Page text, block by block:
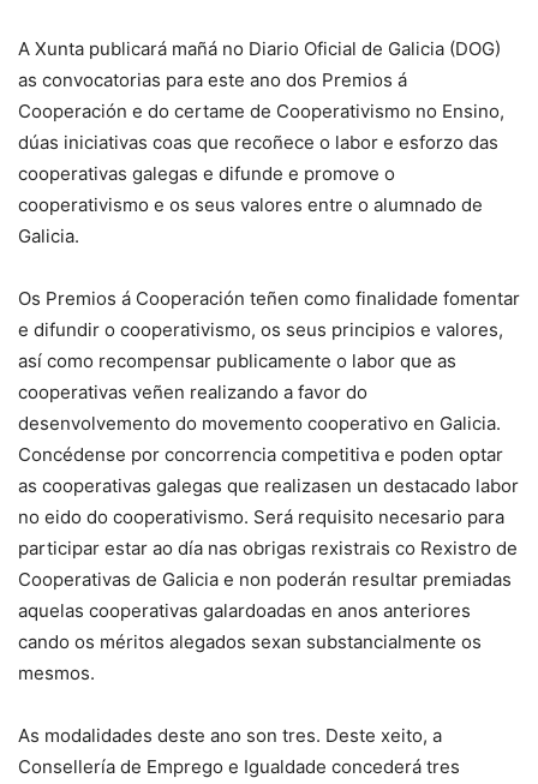
A Xunta publicará mañá no Diario Oficial de Galicia (DOG)
as convocatorias para este ano dos Premios á
Cooperación e do certame de Cooperativismo no Ensino,
dúas iniciativas coas que recoñece o labor e esforzo das
cooperativas galegas e difunde e promove o
cooperativismo e os seus valores entre o alumnado de
Galicia.
Os Premios á Cooperación teñen como finalidade fomentar
e difundir o cooperativismo, os seus principios e valores,
así como recompensar publicamente o labor que as
cooperativas veñen realizando a favor do
desenvolvemento do movemento cooperativo en Galicia.
Concédense por concorrencia competitiva e poden optar
as cooperativas galegas que realizasen un destacado labor
no eido do cooperativismo. Será requisito necesario para
participar estar ao día nas obrigas rexistrais co Rexistro de
Cooperativas de Galicia e non poderán resultar premiadas
aquelas cooperativas galardoadas en anos anteriores
cando os méritos alegados sexan substancialmente os
mesmos.
As modalidades deste ano son tres. Deste xeito, a
Consellería de Emprego e Igualdade concederá tres